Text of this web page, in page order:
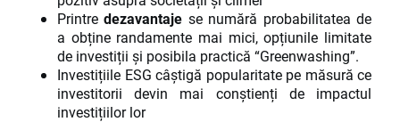
Printredezavantaje se numără probabilitatea de
a obține randamente mai mici, opțiunile limitate
de investiții și posibila practică “Greenwashing”.
Investițiile ESG câștigă popularitate pe măsură ce
investitorii devin mai conștienți de impactul
investițiilor lor